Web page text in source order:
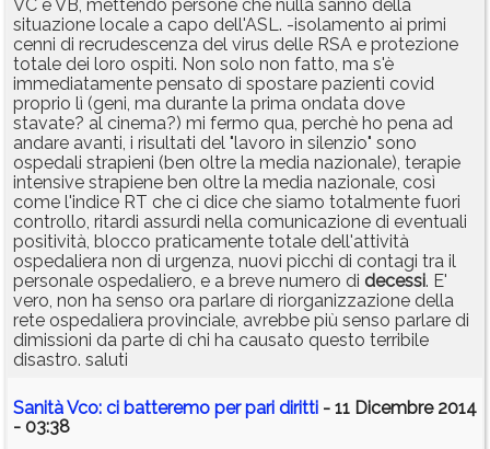
VC e VB, mettendo persone che nulla sanno della
situazione locale a capo dell'ASL. -isolamento ai primi
cenni di recrudescenza del virus delle RSA e protezione
totale dei loro ospiti. Non solo non fatto, ma s'è
immediatamente pensato di spostare pazienti covid
proprio lì (geni, ma durante la prima ondata dove
stavate? al cinema?) mi fermo qua, perchè ho pena ad
andare avanti, i risultati del "lavoro in silenzio" sono
ospedali strapieni (ben oltre la media nazionale), terapie
intensive strapiene ben oltre la media nazionale, così
come l'indice RT che ci dice che siamo totalmente fuori
controllo, ritardi assurdi nella comunicazione di eventuali
positività, blocco praticamente totale dell'attività
ospedaliera non di urgenza, nuovi picchi di contagi tra il
personale ospedaliero, e a breve numero di decessi. E'
vero, non ha senso ora parlare di riorganizzazione della
rete ospedaliera provinciale, avrebbe più senso parlare di
dimissioni da parte di chi ha causato questo terribile
disastro. saluti
Sanità Vco: ci batteremo per pari diritti - 11 Dicembre 2014
- 03:38